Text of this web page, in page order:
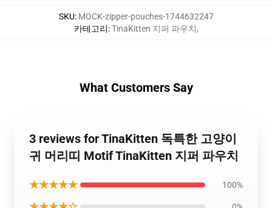
SKU: MOCK-zipper-pouches-1744632247
카테고리:TinaKitten 지퍼 파우치,
What Customers Say
3 reviews for TinaKitten 독특한 고양이
귀 머리띠 Motif TinaKitten 지퍼 파우치
★★★★★ 100%